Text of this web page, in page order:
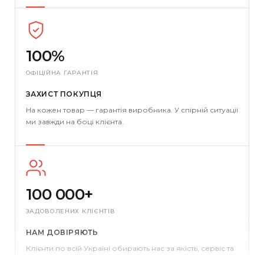
100%
ОФІЦІЙНА ГАРАНТІЯ
ЗАХИСТ ПОКУПЦЯ
На кожен товар — гарантія виробника. У спірній ситуації
ми завжди на боці клієнта.
100 000+
ЗАДОВОЛЕНИХ КЛІЄНТІВ
НАМ ДОВІРЯЮТЬ
Клієнти по всій Україні обирають нас за якість, сервіс та